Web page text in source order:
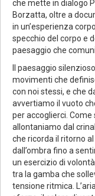
che mette in dialogo
Borzatta, oltre a
in un’esperienza
specchio del corpo e
paesaggio che
Il paesaggio
movimenti che
con noi stessi, e che
avvertiamo il vuoto
per accoglierci. Come
allontaniamo dal
che ricorda il ritorno
dall’ombra fino a
un esercizio di
tra la gamba che
tensione ritmica.